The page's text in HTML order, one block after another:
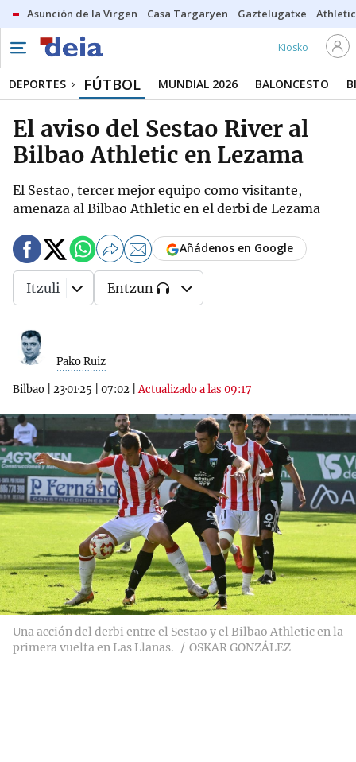
Asunción de la Virgen Casa Targaryen Gaztelugatxe Athletic
Kiosko
DEPORTES FÚTBOL MUNDIAL 2026 BALONCESTO
El aviso del Sestao River al
Bilbao Athletic en Lezama
El Sestao, tercer mejor equipo como visitante,
amenaza al Bilbao Athletic en el derbi de Lezama
Pako Ruiz
Bilbao 23·01·25 07:02 |Actualizado a las 09:17
Añádenos en Google
Itzuli Entzun
Una acción del derbi entre el Sestao y el Bilbao Athletic en la
primera vuelta en Las Llanas.
OSKAR GONZÁLEZ